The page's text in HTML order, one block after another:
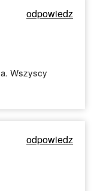
odpowiedz
Wszyscy
odpowiedz